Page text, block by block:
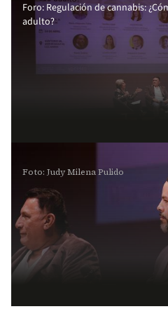
Foro: Regulación de cannabis:
adulto?
Foto: Judy Milena Pulido